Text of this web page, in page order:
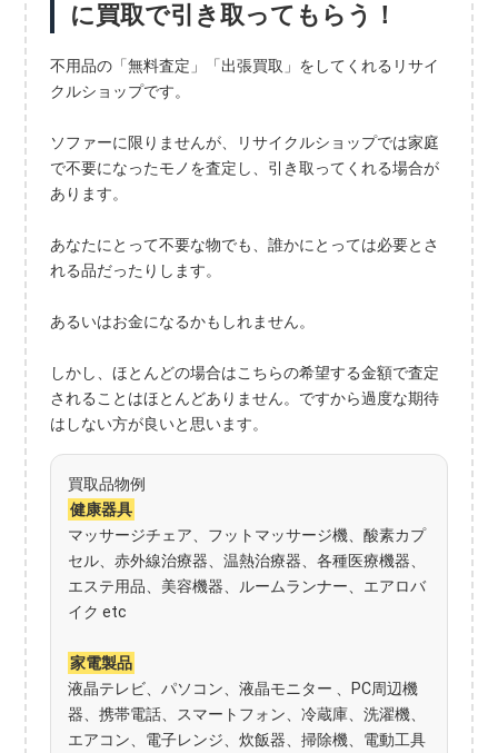
に買取で引き取ってもらう！
不用品の「無料査定」「出張買取」をしてくれるリサイ
クルショップです。
ソファーに限りませんが、リサイクルショップでは家庭
で不要になったモノを査定し、引き取ってくれる場合が
あります。
あなたにとって不要な物でも、誰かにとっては必要とさ
れる品だったりします。
あるいはお金になるかもしれません。
しかし、ほとんどの場合はこちらの希望する金額で査定
されることはほとんどありません。ですから過度な期待
はしない方が良いと思います。
買取品物例
健康器具
マッサージチェア、フットマッサージ機、酸素カプ
セル、赤外線治療器、温熱治療器、各種医療機器、
エステ用品、美容機器、ルームランナー、エアロバ
イク etc
家電製品
液晶テレビ、パソコン、液晶モニター 、PC周辺機
器、携帯電話、スマートフォン、冷蔵庫、洗濯機、
エアコン、電子レンジ、炊飯器、掃除機、電動工具